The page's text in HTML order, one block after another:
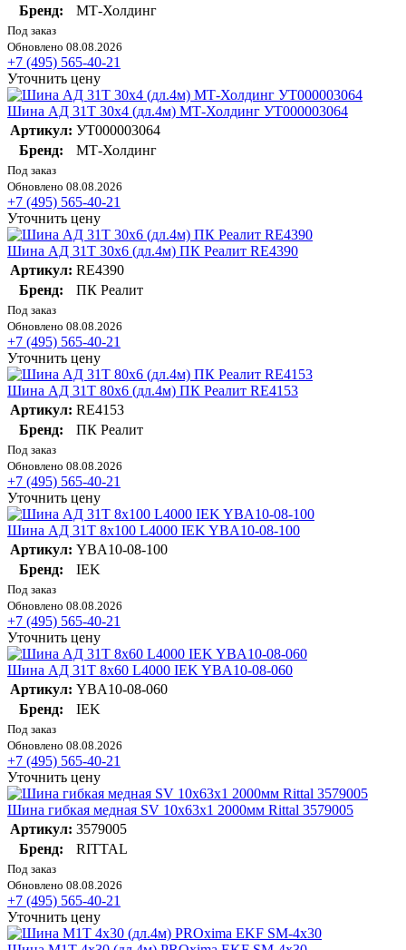
Бренд:
МТ-Холдинг
Под заказ
Обновлено 08.08.2026
+7 (495) 565-40-21
Уточнить цену
Шина АД 31Т 30х4 (дл.4м) МТ-Холдинг УТ000003064
Артикул: УТ000003064
Бренд:
МТ-Холдинг
Под заказ
Обновлено 08.08.2026
+7 (495) 565-40-21
Уточнить цену
Шина АД 31Т 30х6 (дл.4м) ПК Реалит RE4390
Артикул: RE4390
Бренд:
ПК Реалит
Под заказ
Обновлено 08.08.2026
+7 (495) 565-40-21
Уточнить цену
Шина АД 31Т 80х6 (дл.4м) ПК Реалит RE4153
Артикул: RE4153
Бренд:
ПК Реалит
Под заказ
Обновлено 08.08.2026
+7 (495) 565-40-21
Уточнить цену
Шина АД 31Т 8х100 L4000 IEK YBA10-08-100
Артикул: YBA10-08-100
Бренд:
IEK
Под заказ
Обновлено 08.08.2026
+7 (495) 565-40-21
Уточнить цену
Шина АД 31Т 8х60 L4000 IEK YBA10-08-060
Артикул: YBA10-08-060
Бренд:
IEK
Под заказ
Обновлено 08.08.2026
+7 (495) 565-40-21
Уточнить цену
Шина гибкая медная SV 10х63х1 2000мм Rittal 3579005
Артикул: 3579005
Бренд:
RITTAL
Под заказ
Обновлено 08.08.2026
+7 (495) 565-40-21
Уточнить цену